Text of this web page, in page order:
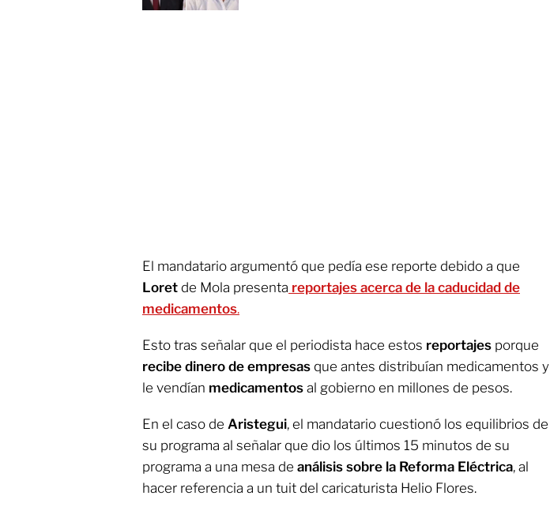
El mandatario argumentó que pedía ese reporte debido a que
Loret de Mola presenta reportajes acerca de la caducidad de
medicamentos.
Esto tras señalar que el periodista hace estos reportajes porque
recibe dinero de empresas que antes distribuían medicamentos y
le vendían medicamentos al gobierno en millones de pesos.
En el caso de Aristegui, el mandatario cuestionó los equilibrios de
su programa al señalar que dio los últimos 15 minutos de su
programa a una mesa de análisis sobre la Reforma Eléctrica, al
hacer referencia a un tuit del caricaturista Helio Flores.